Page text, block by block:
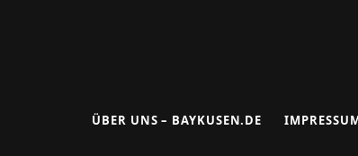
ÜBER UNS – BAYKUSEN.DE